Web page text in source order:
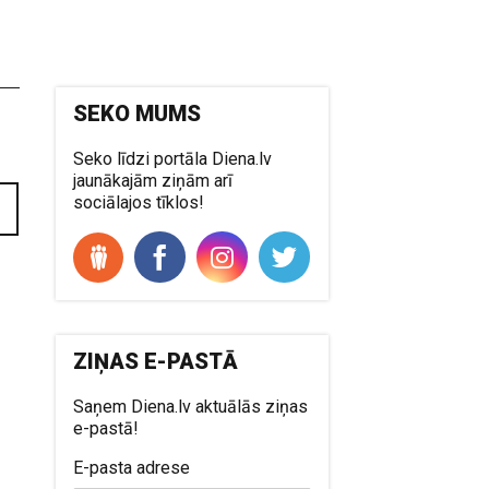
SEKO MUMS
Seko līdzi portāla Diena.lv
jaunākajām ziņām arī
sociālajos tīklos!
ZIŅAS E-PASTĀ
Saņem Diena.lv aktuālās ziņas
e-pastā!
E-pasta adrese